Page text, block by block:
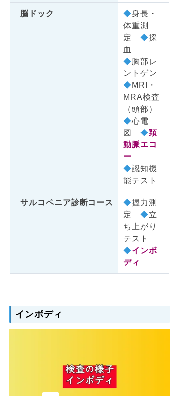
脳ドック ◆身長・
体重測
定 ◆採
血
◆胸部レ
ントゲン
◆MRI・
MRA検査
（頭部）
◆心電
図 ◆頚
動脈エコ
ー
◆認知機
能テスト
サルコペニア診断コース ◆握力測
定 ◆立
ち上がり
テスト
◆インボ
ディ
インボディ